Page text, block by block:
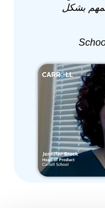
بشكل